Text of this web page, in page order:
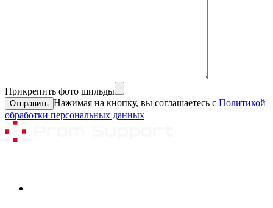
Прикрепить фото шильды
Нажимая на кнопку, вы соглашаетесь с Политикой
обработки персональных данных